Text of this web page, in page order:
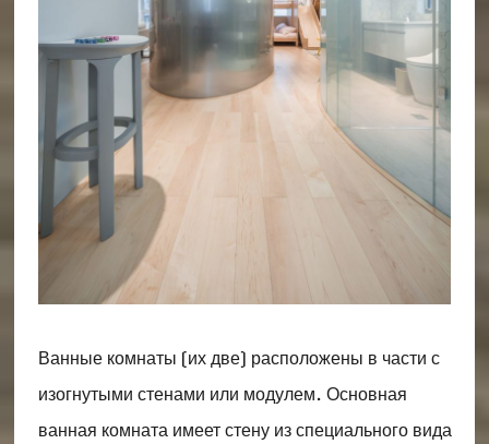
Ванные комнаты (их две) расположены в части с
изогнутыми стенами или модулем. Основная
ванная комната имеет стену из специального вида